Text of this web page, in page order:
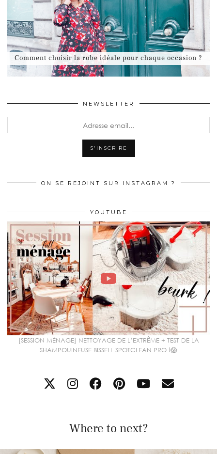
Comment choisir la robe idéale pour chaque occasion ?
NEWSLETTER
ON SE REJOINT SUR INSTAGRAM ?
YOUTUBE
[SESSION MÉNAGE] NETTOYAGE DE L’EXTRÊME + TEST DE LA
SHAMPOUINEUSE BISSELL SPOTCLEAN PRO !😱
Where to next?